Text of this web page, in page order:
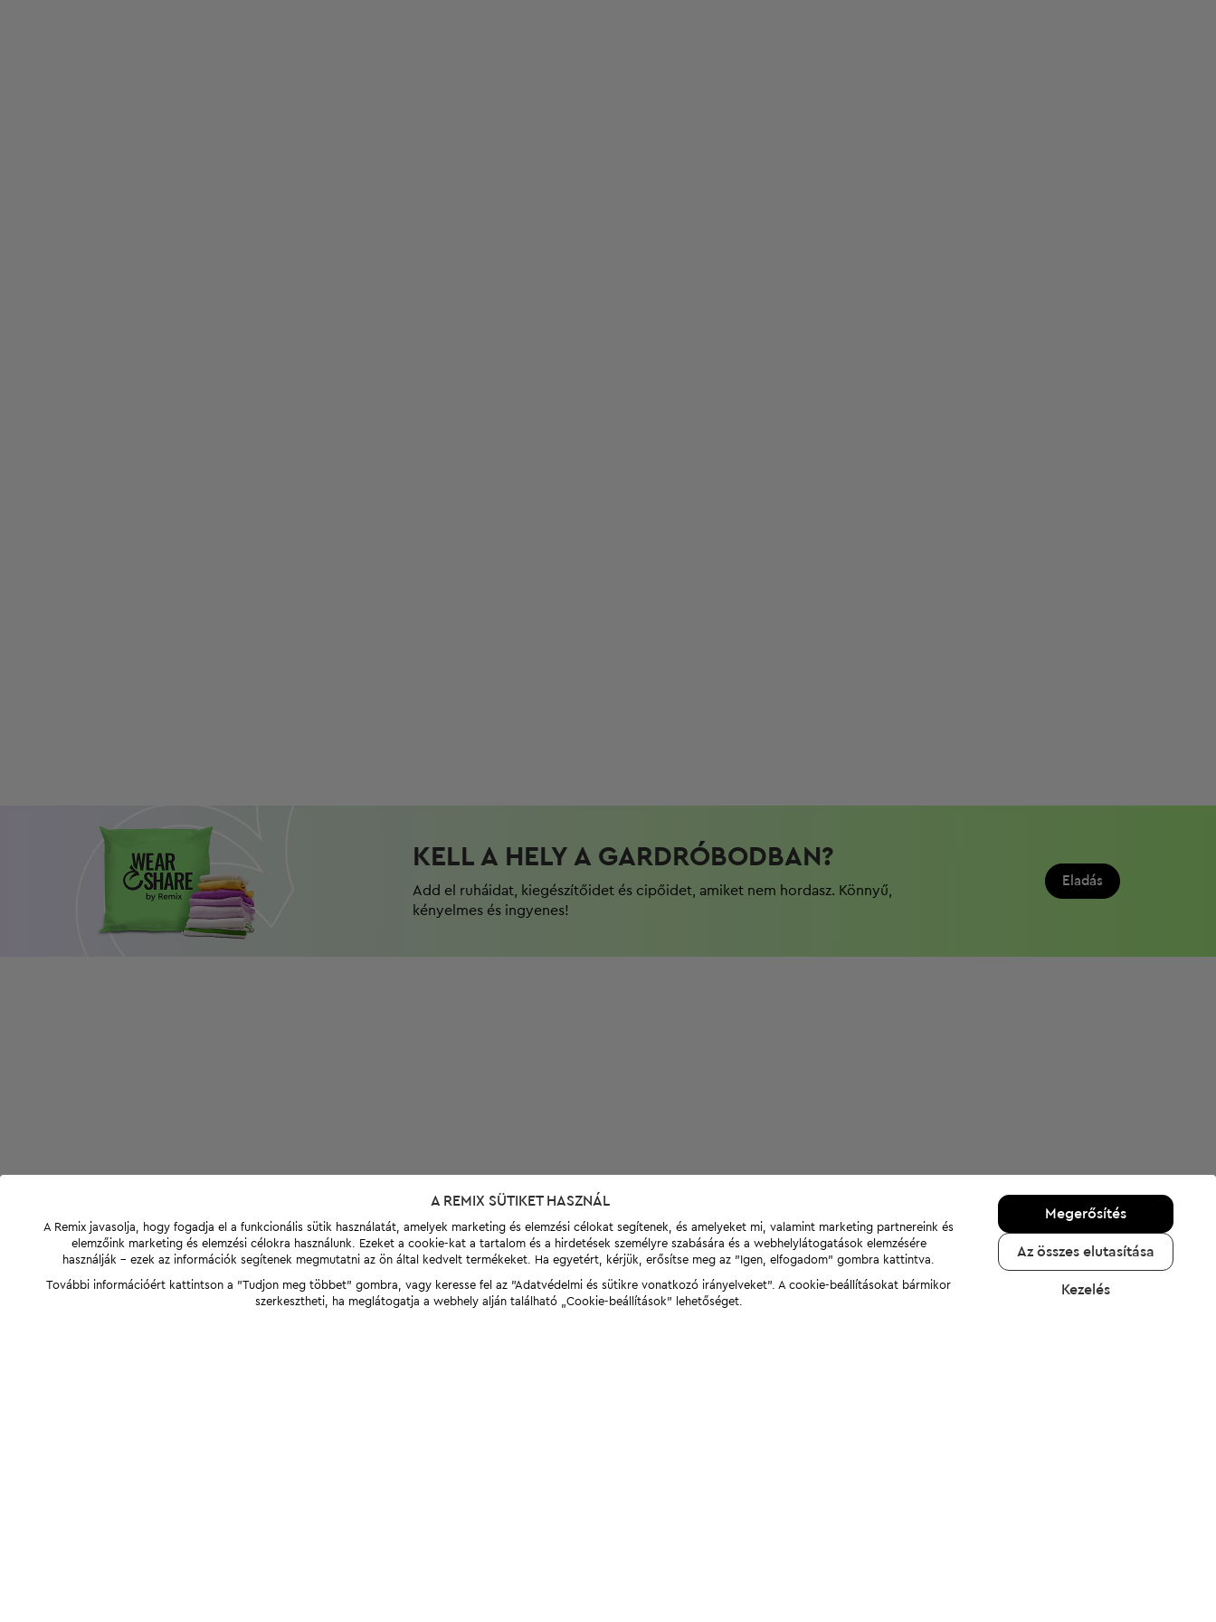
KELL A HELY A GARDRÓBODBAN?
Add el ruháidat, kiegészítőidet és cipőidet, amiket nem hordasz. Könnyű,
kényelmes és ingyenes!
Eladás
A REMIX SÜTIKET HASZNÁL
A Remix javasolja, hogy fogadja el a funkcionális sütik használatát, amelyek marketing és elemzési célokat segítenek, és amelyeket mi, valamint marketing partnereink és
elemzőink marketing és elemzési célokra használunk. Ezeket a cookie-kat a tartalom és a hirdetések személyre szabására és a webhelylátogatások elemzésére
használják - ezek az információk segítenek megmutatni az ön által kedvelt termékeket. Ha egyetért, kérjük, erősítse meg az "Igen, elfogadom" gombra kattintva.
További információért kattintson a "Tudjon meg többet" gombra, vagy keresse fel az "Adatvédelmi és sütikre vonatkozó irányelveket". A cookie-beállításokat bármikor
szerkesztheti, ha meglátogatja a webhely alján található „Cookie-beállítások” lehetőséget.
Megerősítés
Az összes elutasítása
Kezelés